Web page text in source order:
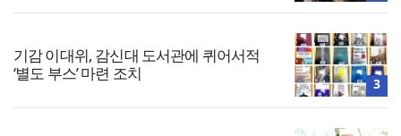
기감 이대위, 감신대 도서관에 퀴어서적
‘별도 부스’ 마련 조치
3